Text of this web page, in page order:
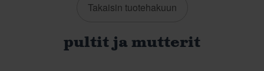
Takaisin tuotehakuun
pultit ja mutterit